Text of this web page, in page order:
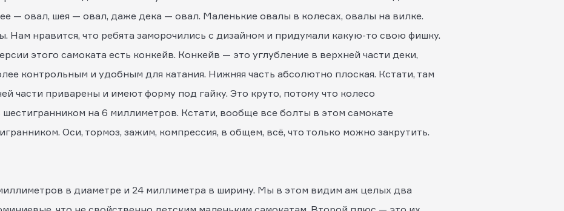
— овал, шея — овал, даже дека — овал. Маленькие овалы в колесах, овалы на вилке.
Нам нравится, что ребята заморочились с дизайном и придумали какую-то свою фишку.
этого самоката есть конкейв. Конкейв — это углубление в верхней части деки,
контрольным и удобным для катания. Нижняя часть абсолютно плоская. Кстати, там
части приварены и имеют форму под гайку. Это круто, потому что колесо
на 6 миллиметров. Кстати, вообще все болты в этом самокате
Оси, тормоз, зажим, компрессия, в общем, всё, что только можно закрутить.
в диаметре и 24 миллиметра в ширину. Мы в этом видим аж целых два